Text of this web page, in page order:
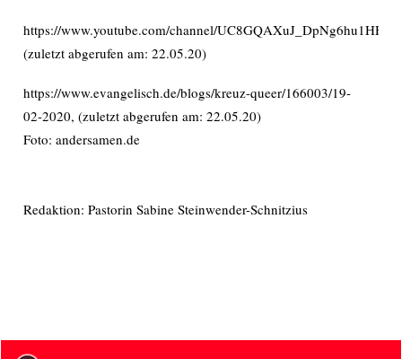
https://www.youtube.com/channel/
(zuletzt abgerufen am: 22.05.20)
https://www.evangelisch.de/blogs/kreuz-queer/166003/19-
02-2020, (zuletzt abgerufen am: 22.05.20)
Foto: andersamen.de
Redaktion: Pastorin Sabine Steinwender-Schnitzius